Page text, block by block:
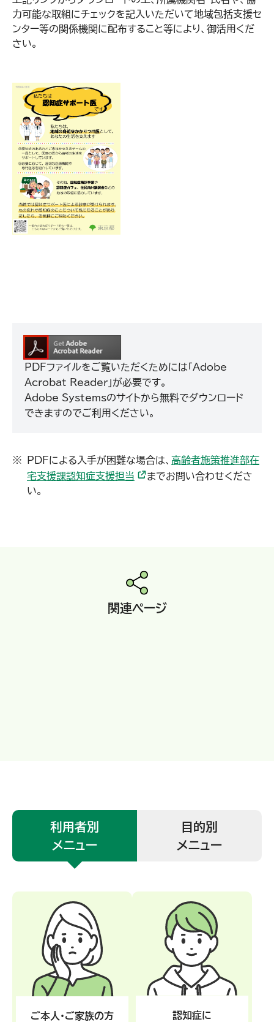
力可能な取組にチェックを記入いただいて地域包括支援セ
ンター等の関係機関に配布すること等により、御活用くだ
さい。
PDFファイルをご覧いただくためには「Adobe
Acrobat Reader」が必要です。
Adobe Systemsのサイトから無料でダウンロード
できますのでご利用ください。
PDFによる入手が困難な場合は、 高齢者施策推進部在
宅支援課認知症支援担当
までお問い合わせくださ
い。
関連ページ
利用者別
メニュー
目的別
メニュー
ご本人・ご家族の方
認知症に